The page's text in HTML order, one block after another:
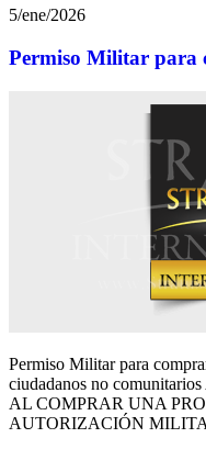
5/ene/2026
Permiso Militar para
Permiso Militar para
ciudadanos no
AL COMPRAR UNA
AUTORIZACIÓN